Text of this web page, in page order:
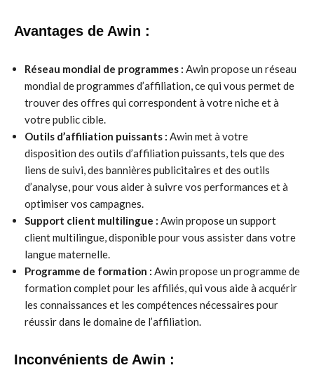
Avantages de Awin :
Réseau mondial de programmes : Awin propose un réseau
mondial de programmes d’affiliation, ce qui vous permet de
trouver des offres qui correspondent à votre niche et à
votre public cible.
Outils d’affiliation puissants : Awin met à votre
disposition des outils d’affiliation puissants, tels que des
liens de suivi, des bannières publicitaires et des outils
d’analyse, pour vous aider à suivre vos performances et à
optimiser vos campagnes.
Support client multilingue : Awin propose un support
client multilingue, disponible pour vous assister dans votre
langue maternelle.
Programme de formation : Awin propose un programme de
formation complet pour les affiliés, qui vous aide à acquérir
les connaissances et les compétences nécessaires pour
réussir dans le domaine de l’affiliation.
Inconvénients de Awin :